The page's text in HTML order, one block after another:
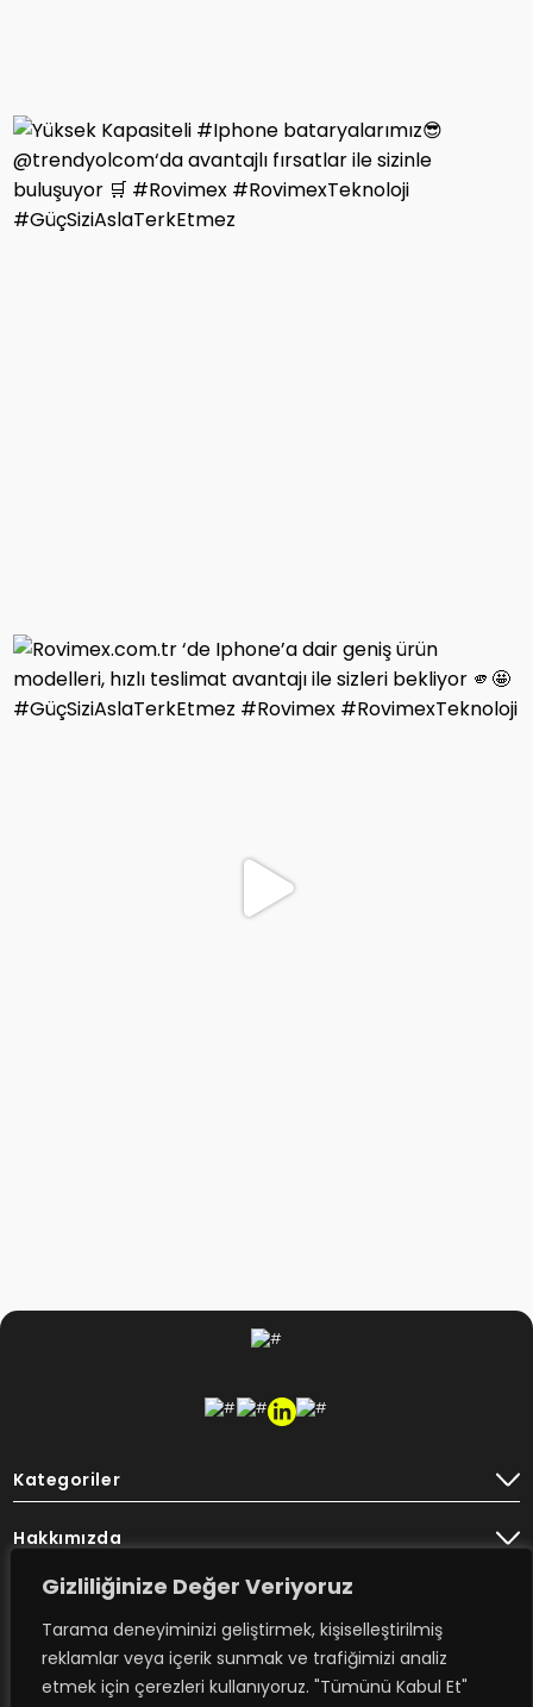
Gizliliğinize Değer Veriyoruz
Tarama deneyiminizi geliştirmek, kişiselleştirilmiş
reklamlar veya içerik sunmak ve trafiğimizi analiz
etmek için çerezleri kullanıyoruz. "Tümünü Kabul Et"
Kategoriler
Hakkımızda
Destek
Bülten